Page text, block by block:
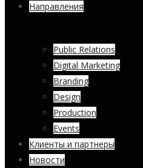
Направления
Public Relations
Digital Marketing
Branding
Design
Production
Events
Клиенты и партнеры
Новости